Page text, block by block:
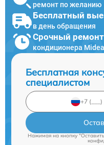
ремонт по желанию
Бесплатный
в день обращения
Срочный ремонт
кондиционера
Бесплатная
специалистом
Нажимая на кнопку